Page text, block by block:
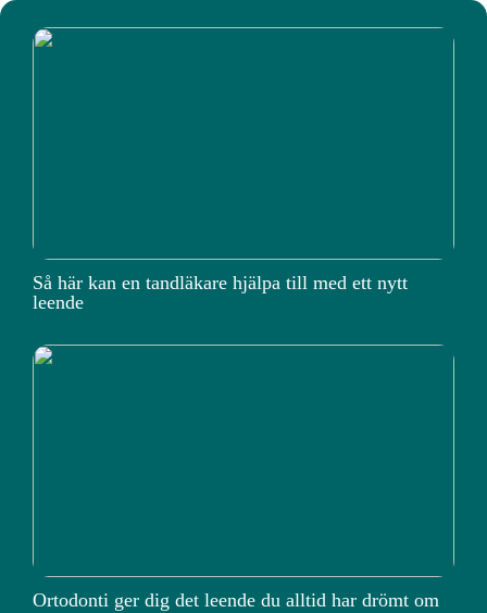
Så här kan en tandläkare hjälpa till med ett nytt
leende
Ortodonti ger dig det leende du alltid har drömt om